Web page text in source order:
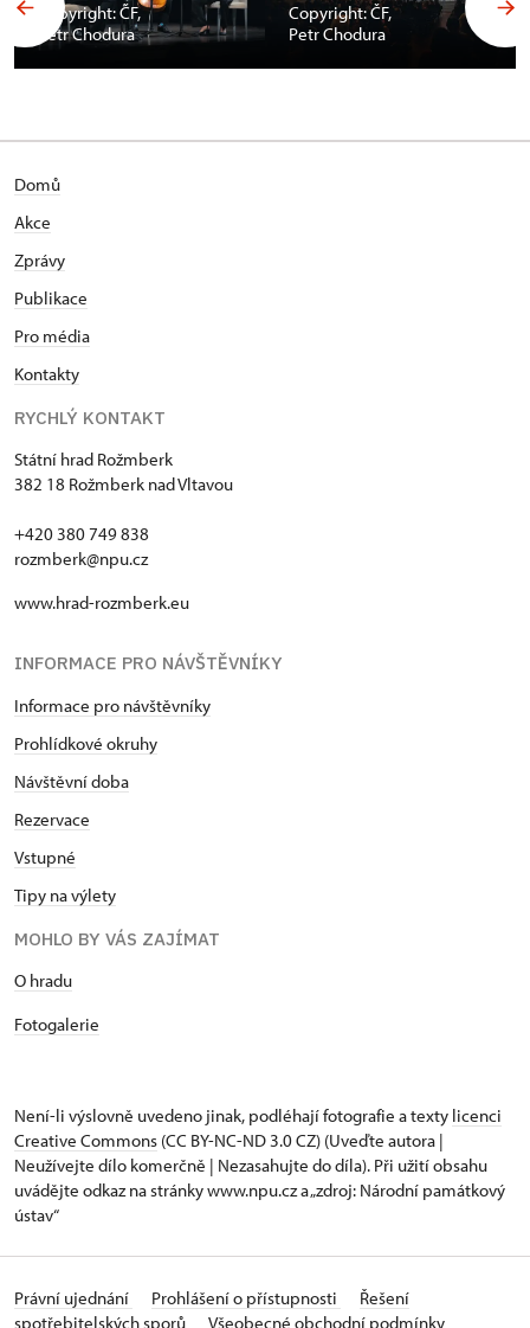
Copyright: ČF,
Petr Chodura
Copyright: ČF,
Petr Chodura
Domů
Akce
Zprávy
Publikace
Pro média
Kontakty
RYCHLÝ KONTAKT
Státní hrad Rožmberk
382 18 Rožmberk nad Vltavou
+420 380 749 838
rozmberk@npu.cz
www.hrad-rozmberk.eu
INFORMACE PRO NÁVŠTĚVNÍKY
Informace pro návštěvníky
Prohlídkové okruhy
Návštěvní doba
Rezervace
Vstupné
Tipy na výlety
MOHLO BY VÁS ZAJÍMAT
O hradu
Fotogalerie
Není-li výslovně uvedeno jinak, podléhají fotografie a texty licenci
Creative Commons (CC BY-NC-ND 3.0 CZ) (Uveďte autora |
Neužívejte dílo komerčně | Nezasahujte do díla). Při užití obsahu
uvádějte odkaz na stránky www.npu.cz a „zdroj: Národní památkový
ústav“
Právní ujednání Prohlášení o přístupnosti
Řešení
spotřebitelských sporů
Všeobecné obchodní podmínky